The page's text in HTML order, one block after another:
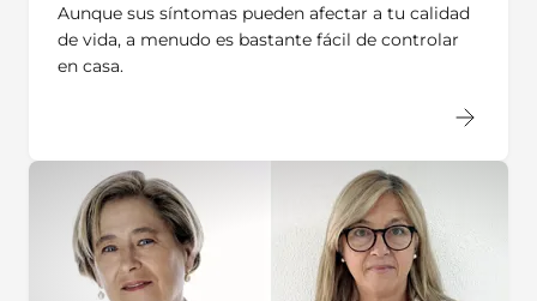
Aunque sus síntomas pueden afectar a tu calidad
de vida, a menudo es bastante fácil de controlar
en casa.